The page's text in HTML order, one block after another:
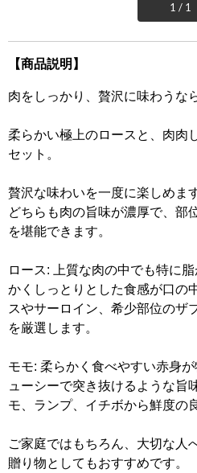
1 / 1
【商品説明】
肉をしっかり、贅沢に味わうな
柔らかい極上のロースと、肉肉
セット。
贅沢な味わいを一度に楽しめます
どちらも肉の旨味が濃厚で、部
を堪能できます。
ロース: 上質な肉の中でも特に
かくしっとりとした食感が口の
スやサーロイン、希少部位のザ
を厳選します。
モモ: 柔らかく食べやすい赤身
ューシーで突き抜けるような旨
モ、ランプ、イチボから鮮度の
ご家庭ではもちろん、大切な人
贈り物としてもおすすめです。